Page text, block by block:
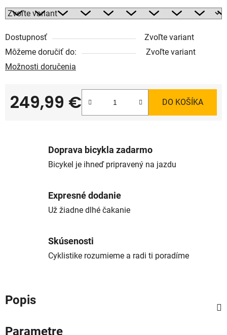
Dostupnosť
Zvoľte variant
Môžeme doručiť do:
Zvoľte variant
Možnosti doručenia
249,99 € DO KOŠÍKA
Doprava bicykla zadarmo
Bicykel je ihneď pripravený na jazdu
Expresné dodanie
Už žiadne dlhé čakanie
Skúsenosti
Cyklistike rozumieme a radi ti poradíme
Popis
Parametre